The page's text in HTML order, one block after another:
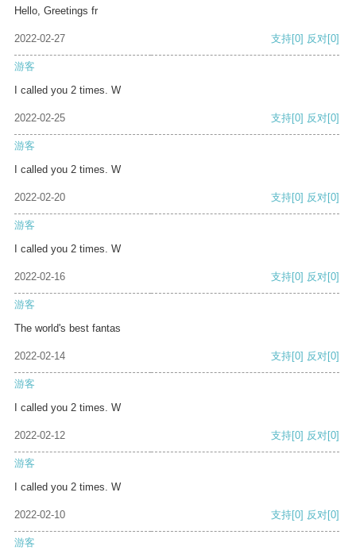
Hello, Greetings fr
2022-02-27 支持[0] 反对[0]
游客
I called you 2 times. W
2022-02-25 支持[0] 反对[0]
游客
I called you 2 times. W
2022-02-20 支持[0] 反对[0]
游客
I called you 2 times. W
2022-02-16 支持[0] 反对[0]
游客
The world's best fantas
2022-02-14 支持[0] 反对[0]
游客
I called you 2 times. W
2022-02-12 支持[0] 反对[0]
游客
I called you 2 times. W
2022-02-10 支持[0] 反对[0]
游客